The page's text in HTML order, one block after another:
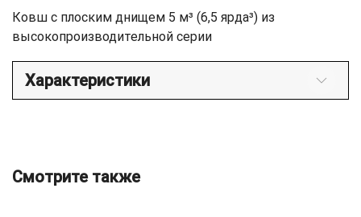
Ковш с плоским днищем 5 м³ (6,5 ярда³) из
высокопроизводительной серии
Характеристики
Смотрите также